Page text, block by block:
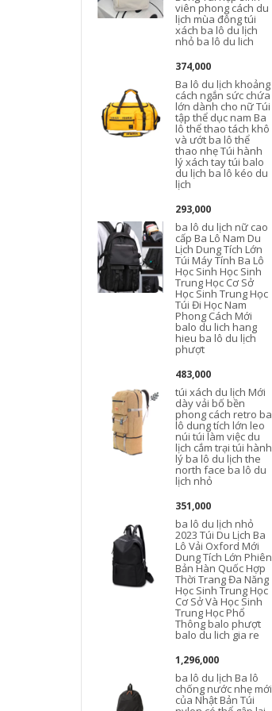
viên phong cách du
lịch mùa đông túi
xách ba lô du lịch
nhỏ ba lô du lich
374,000
Ba lô du lịch khoảng
cách ngắn sức chứa
lớn dành cho nữ Túi
tập thể dục nam Ba
lô thể thao tách khô
và ướt ba lô thể
thao nhẹ Túi hành
lý xách tay túi balo
du lịch ba lô kéo du
lịch
293,000
ba lô du lịch nữ cao
cấp Ba Lô Nam Du
Lịch Dung Tích Lớn
Túi Máy Tính Ba Lô
Học Sinh Học Sinh
Trung Học Cơ Sở
Học Sinh Trung Học
Túi Đi Học Nam
Phong Cách Mới
balo du lich hang
hieu ba lô du lịch
phượt
483,000
túi xách du lịch Mới
dày vải bố bền
phong cách retro ba
lô dung tích lớn leo
núi túi làm việc du
lịch cắm trại túi hành
lý ba lô du lịch the
north face ba lô du
lịch nhỏ
351,000
ba lô du lịch nhỏ
2023 Túi Du Lịch Ba
Lô Vải Oxford Mới
Dung Tích Lớn Phiên
Bản Hàn Quốc Hợp
Thời Trang Đa Năng
Học Sinh Trung Học
Cơ Sở Và Học Sinh
Trung Học Phổ
Thông balo phượt
balo du lich gia re
1,296,000
ba lô du lịch Ba lô
chống nước nhẹ mới
của Nhật Bản Túi